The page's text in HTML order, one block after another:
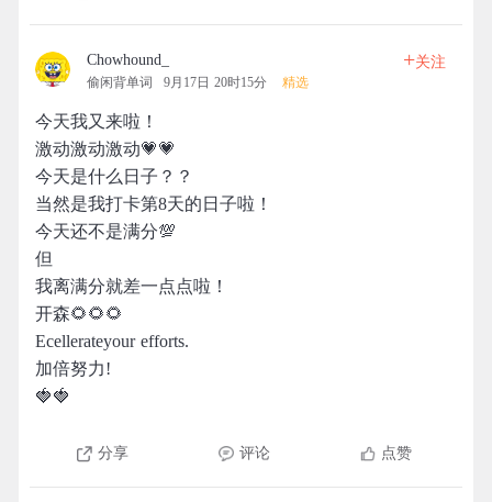
Chowhound_
偷闲背单词 9月17日 20时15分 精选
+关注
今天我又来啦！
激动激动激动💗💗
今天是什么日子？？
当然是我打卡第8天的日子啦！
今天还不是满分💯
但
我离满分就差一点点啦！
开森🌻🌻🌻
Ecellerateyour efforts.
加倍努力!
🍓🍓
分享 评论 点赞